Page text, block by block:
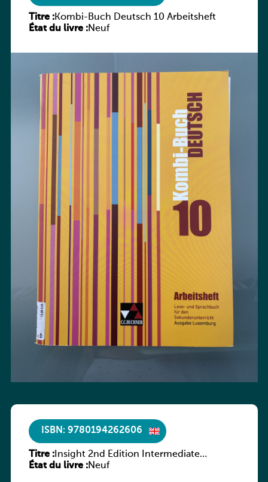
Titre :Kombi-Buch Deutsch 10 Arbeitsheft
État du livre :Neuf
ISBN: 9780194262606
Titre :Insight 2nd Edition Intermediate
Workbook
État du livre :Neuf